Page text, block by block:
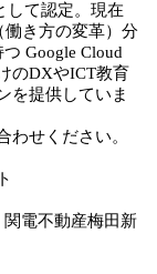
して認定。現在
働き方の変革）分
Google Cloud
のDXやICT教育
を提供していま
わせください。
電不動産梅田新